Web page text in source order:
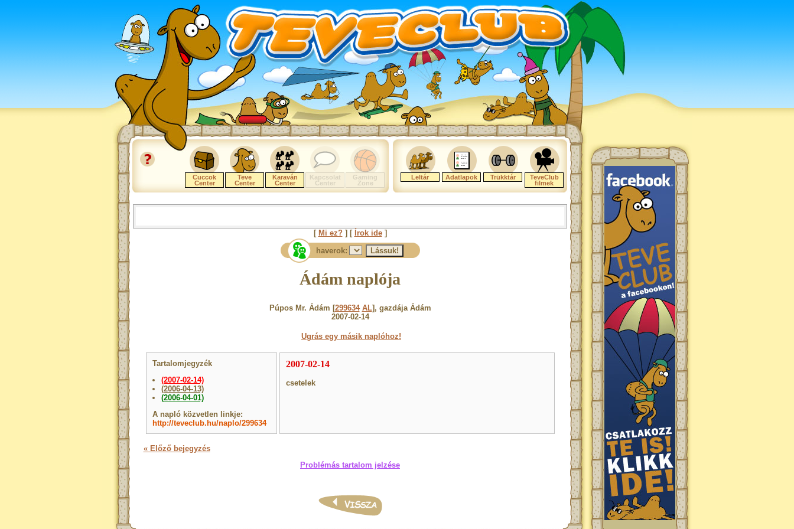
Cuccok
Center
Teve
Center
Karaván
Center
Kapcsolat
Center
Gaming
Zone
Leltár Adatlapok Trükktár
TeveClub
filmek
[ Mi ez?] [ Írok ide]
haverok:
Ádám naplója
Púpos Mr. Ádám [299634 AL], gazdája Ádám
2007-02-14
Ugrás egy másik naplóhoz!
Tartalomjegyzék
(2007-02-14)
(2006-04-13)
(2006-04-01)
A napló közvetlen linkje:
http://teveclub.hu/naplo/299634
2007-02-14
csetelek
« Előző bejegyzés
Problémás tartalom jelzése